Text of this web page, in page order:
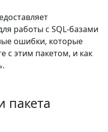
работы с SQL-базами
ошибки, которые
с этим пакетом, и как